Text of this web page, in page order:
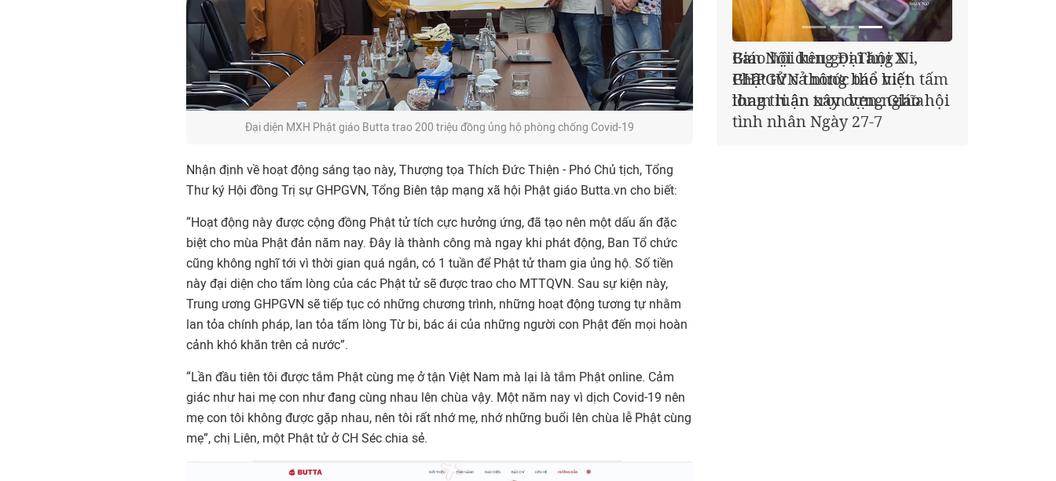
Đại diện MXH Phật giáo Butta trao 200 triệu đồng ủng hộ phòng chống Covid-19
Nhận định về hoạt động sáng tạo này, Thượng tọa Thích Đức Thiện - Phó Chủ tịch, Tổng
Thư ký Hội đồng Trị sự GHPGVN, Tổng Biên tập mạng xã hội Phật giáo Butta.vn cho biết:
“Hoạt động này được cộng đồng Phật tử tích cực hưởng ứng, đã tạo nên một dấu ấn đặc
biệt cho mùa Phật đản năm nay. Đây là thành công mà ngay khi phát động, Ban Tổ chức
cũng không nghĩ tới vì thời gian quá ngắn, có 1 tuần để Phật tử tham gia ủng hộ. Số tiền
này đại diện cho tấm lòng của các Phật tử sẽ được trao cho MTTQVN. Sau sự kiện này,
Trung ương GHPGVN sẽ tiếp tục có những chương trình, những hoạt động tương tự nhằm
lan tỏa chính pháp, lan tỏa tấm lòng Từ bi, bác ái của những người con Phật đến mọi hoàn
cảnh khó khăn trên cả nước”.
“Lần đầu tiên tôi được tắm Phật cùng mẹ ở tận Việt Nam mà lại là tắm Phật online. Cảm
giác như hai mẹ con như đang cùng nhau lên chùa vậy. Một năm nay vì dịch Covid-19 nên
mẹ con tôi không được gặp nhau, nên tôi rất nhớ mẹ, nhớ những buổi lên chùa lễ Phật cùng
mẹ”, chị Liên, một Phật tử ở CH Séc chia sẻ.
Giáo hội kêu gọi Tăng Ni,
Phật tử cả nước thể hiện tấm
lòng tri ân trọn vẹn nghĩa
tình nhân Ngày 27-7